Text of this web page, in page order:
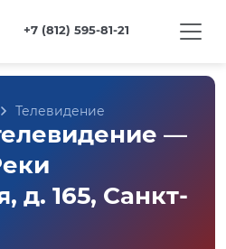
+7 (812) 595-81-21
Телевидение
—
д. 165, Санкт-